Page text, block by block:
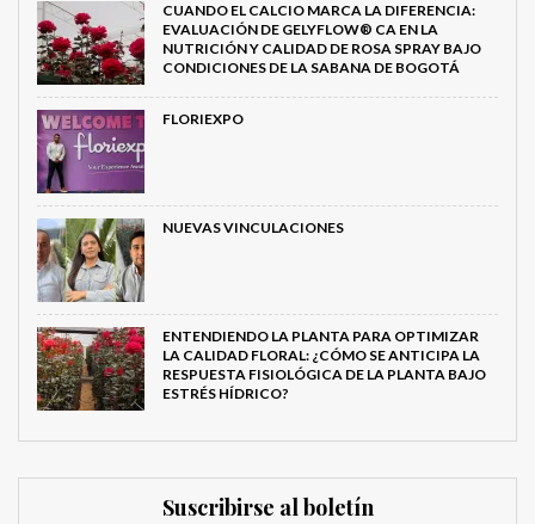
CUANDO EL CALCIO MARCA LA DIFERENCIA:
EVALUACIÓN DE GELYFLOW® CA EN LA
NUTRICIÓN Y CALIDAD DE ROSA SPRAY BAJO
CONDICIONES DE LA SABANA DE BOGOTÁ
FLORIEXPO
NUEVAS VINCULACIONES
ENTENDIENDO LA PLANTA PARA OPTIMIZAR
LA CALIDAD FLORAL: ¿CÓMO SE ANTICIPA LA
RESPUESTA FISIOLÓGICA DE LA PLANTA BAJO
ESTRÉS HÍDRICO?
Suscribirse al boletín